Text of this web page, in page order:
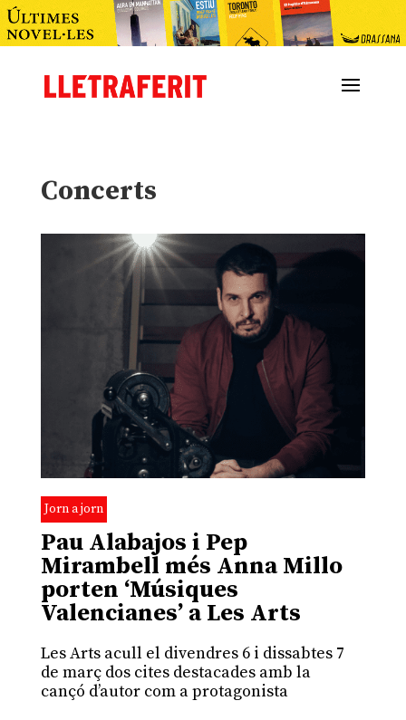
Concerts
Jorn a jorn
Pau Alabajos i Pep
Mirambell més Anna Millo
porten ‘Músiques
Valencianes’ a Les Arts
Les Arts acull el divendres 6 i dissabtes 7
de març dos cites destacades amb la
cançó d’autor com a protagonista